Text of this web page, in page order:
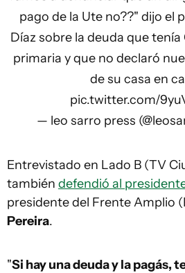
pago de la Ute no??" dijo el
Díaz sobre la deuda que
primaria y que no declaró
de su casa en
pic.twitter.com/
— leo sarro press
Entrevistado en Lado B (TV
también defendió al
presidente del Frente Amplio
Pereira.
"Si hay una deuda y la pagás,